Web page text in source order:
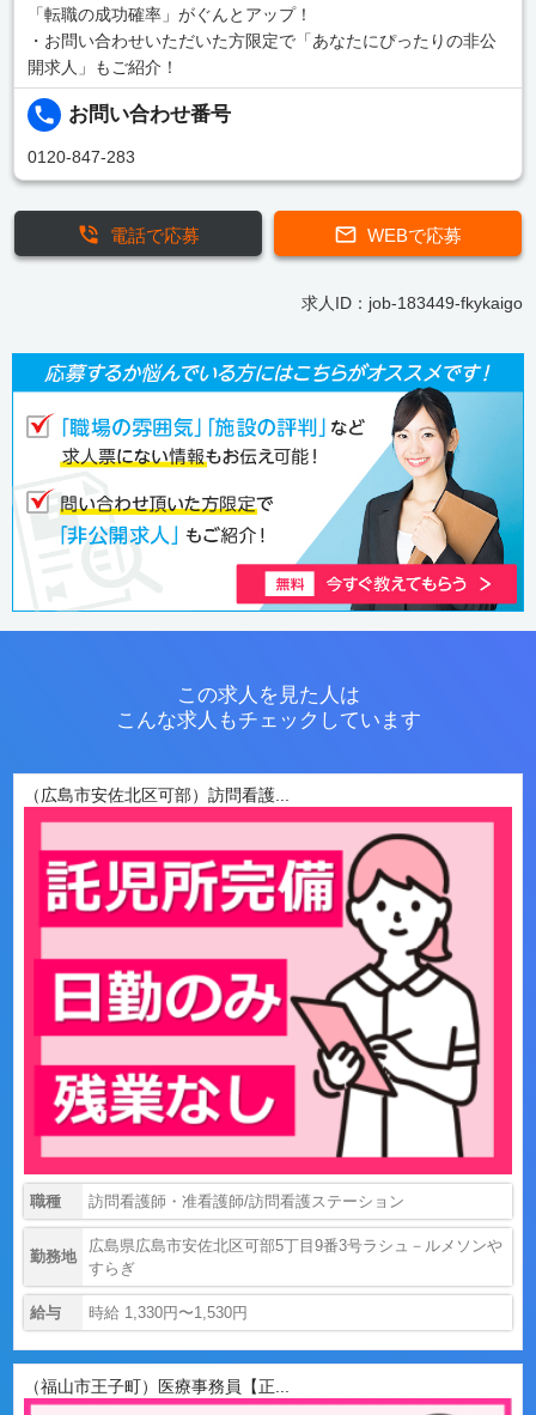
「転職の成功確率」がぐんとアップ！
・お問い合わせいただいた方限定で「あなたにぴったりの非公
開求人」もご紹介！
お問い合わせ番号
0120-847-283
WEBで応募
電話で応募
求人ID：job-183449-fkykaigo
この求人を見た人は
こんな求人もチェックしています
（広島市安佐北区可部）訪問看護...
職種 訪問看護師・准看護師/訪問看護ステーション
勤務地
広島県広島市安佐北区可部5丁目9番3号ラシュ－ルメソンや
すらぎ
給与 時給 1,330円〜1,530円
（福山市王子町）医療事務員【正...